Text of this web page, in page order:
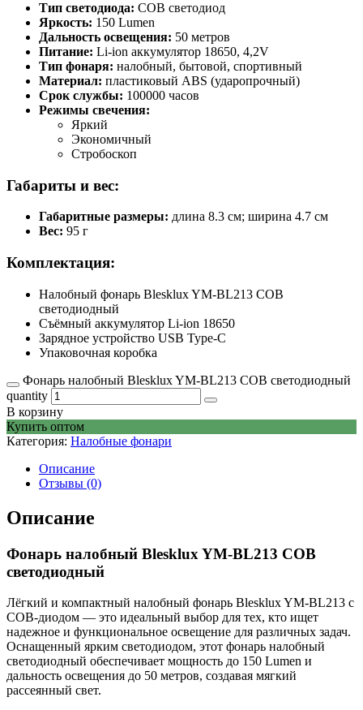
Тип светодиода: COB светодиод
Яркость: 150 Lumen
Дальность освещения: 50 метров
Питание: Li-ion аккумулятор 18650, 4,2V
Тип фонаря: налобный, бытовой, спортивный
Материал: пластиковый ABS (ударопрочный)
Срок службы: 100000 часов
Режимы свечения:
Яркий
Экономичный
Стробоскоп
Габариты и вес:
Габаритные размеры: длина 8.3 см; ширина 4.7 см
Вес: 95 г
Комплектация:
Налобный фонарь Blesklux YM-BL213 COB
светодиодный
Съёмный аккумулятор Li-ion 18650
Зарядное устройство USB Type-C
Упаковочная коробка
Фонарь налобный Blesklux YM-BL213 COB светодиодный
quantity
В корзину
Купить оптом
Категория: Налобные фонари
Описание
Отзывы (0)
Описание
Фонарь налобный Blesklux YM-BL213 COB
светодиодный
Лёгкий и компактный налобный фонарь Blesklux YM-BL213 с
COB-диодом — это идеальный выбор для тех, кто ищет
надежное и функциональное освещение для различных задач.
Оснащенный ярким светодиодом, этот фонарь налобный
светодиодный обеспечивает мощность до 150 Lumen и
дальность освещения до 50 метров, создавая мягкий
рассеянный свет.